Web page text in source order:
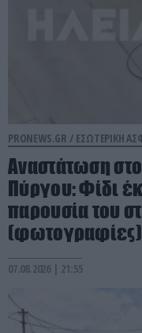
PRONEWS.GR / ΕΣΩΤΕΡΙΚΗ
Αναστάτωση
Πύργου: Φίδι
παρουσία του
(φωτογραφίες)
07.08.2026 | 21:55